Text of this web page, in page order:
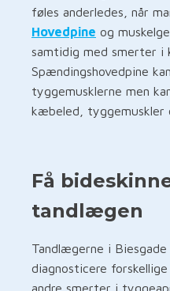
føles anderledes, når
Hovedpine og
samtidig med smerter i
Spændingshovedpine
tyggemusklerne men
kæbeled, tyggemuskler
Få
tandlægen
Tandlægerne i
diagnosticere
andre smerter i